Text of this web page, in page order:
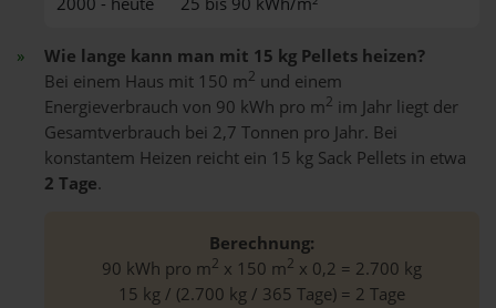
Wie lange kann man mit 15 kg Pellets heizen?
Bei einem Haus mit 150 m2 und einem
Energieverbrauch von 90 kWh pro m2 im Jahr liegt der
Gesamtverbrauch bei 2,7 Tonnen pro Jahr. Bei
konstantem Heizen reicht ein 15 kg Sack Pellets in etwa
2 Tage.
Berechnung:
90 kWh pro m2 x 150 m2 x 0,2 = 2.700 kg
15 kg / (2.700 kg / 365 Tage) = 2 Tage